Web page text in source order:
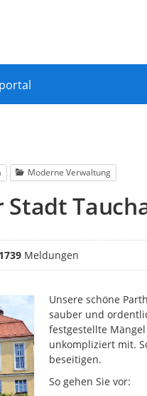
Moderne Verwaltung
1739Meldungen
Unsere schöne
sauber und
festgestellte
unkompliziert mit.
beseitigen.
So gehen Sie vor: